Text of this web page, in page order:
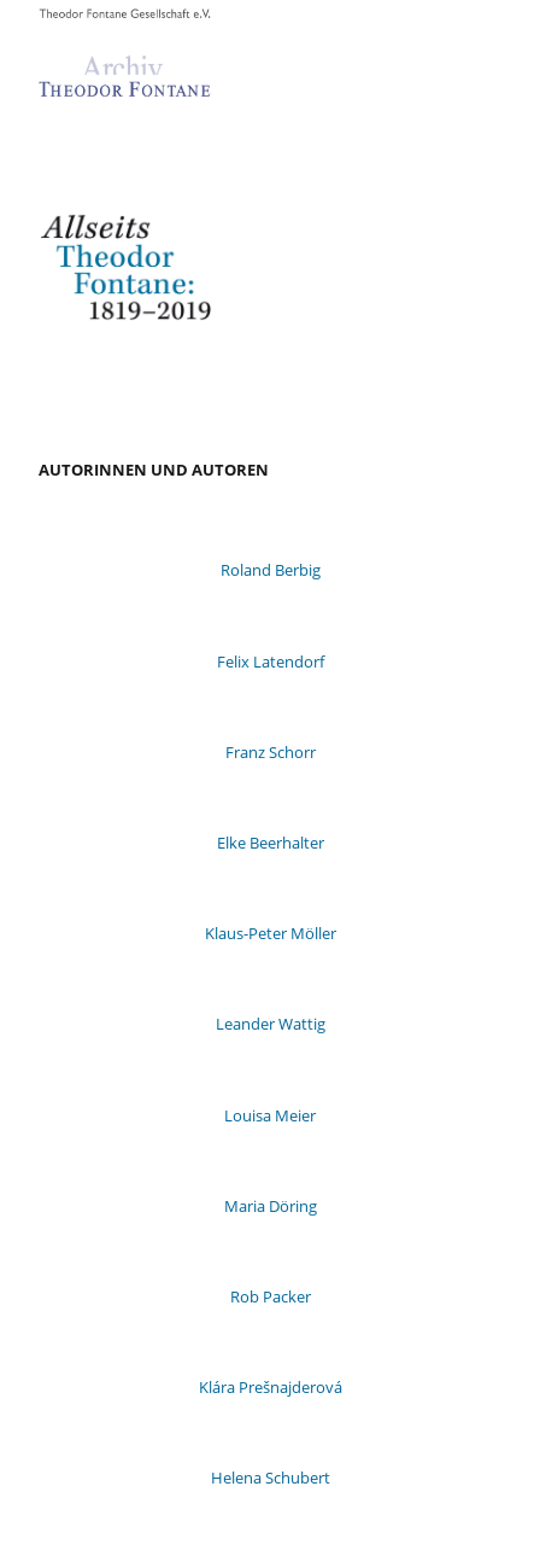
AUTORINNEN UND AUTOREN
Roland Berbig
Felix Latendorf
Franz Schorr
Elke Beerhalter
Klaus-Peter Möller
Leander Wattig
Louisa Meier
Maria Döring
Rob Packer
Klára Prešnajderová
Helena Schubert